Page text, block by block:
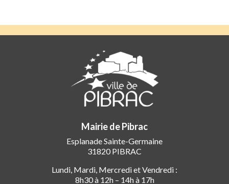
Mairie de Pibrac
Esplanade Sainte-Germaine
31820 PIBRAC
Lundi, Mardi, Mercredi et Vendredi :
8h30 à 12h – 14h à 17h